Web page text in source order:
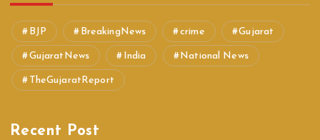
BJP BreakingNews crime Gujarat
GujaratNews India National News
TheGujaratReport
Recent Post